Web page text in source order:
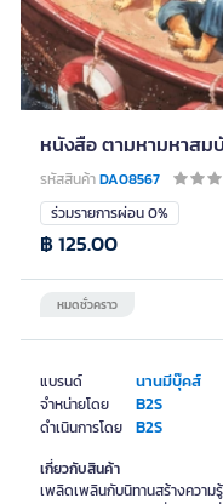
หนังสือ ตามหามหาสม
รหัสสินค้าDA08567
แบรนด์ นานมีบุ๊คส์
จำหน่ายโดย B2S
ดำเนินการโดย B2S
ร่วมรายการผ่อน 0%
หมดชั่วคราว
฿ 125.00
เกี่ยวกับสินค้า
เพลิดเพลินกับนิทานสร้างความ